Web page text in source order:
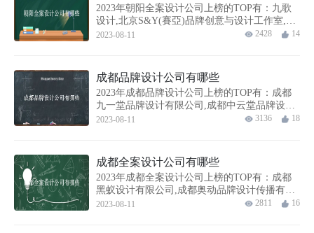
2023年朝阳全案设计公司上榜的TOP有：九歌
设计,北京S&Y(賽亞)品牌创意与设计工作室,九
维品牌设计顾问,M&C妙集国际（北京总部）品
2023-08-11 2428 14
成都品牌设计公司有哪些
2023年成都品牌设计公司上榜的TOP有：成都
九一堂品牌设计有限公司,成都中云堂品牌设计
机构,成都市原石广告设计有限公司,成都九田品
2023-08-11 3136 18
成都全案设计公司有哪些
2023年成都全案设计公司上榜的TOP有：成都
黑蚁设计有限公司,成都奥动品牌设计传播有限
公司,成都市原石广告设计有限公司,成都市黑蚁
2023-08-11 2811 16